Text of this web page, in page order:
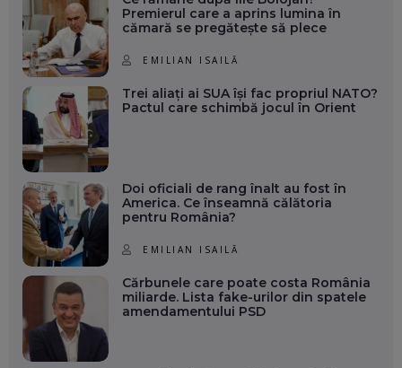
Premierul care a aprins lumina în
cămară se pregătește să plece
EMILIAN ISAILĂ
Trei aliați ai SUA își fac propriul NATO?
Pactul care schimbă jocul în Orient
Doi oficiali de rang înalt au fost în
America. Ce înseamnă călătoria
pentru România?
EMILIAN ISAILĂ
Cărbunele care poate costa România
miliarde. Lista fake-urilor din spatele
amendamentului PSD